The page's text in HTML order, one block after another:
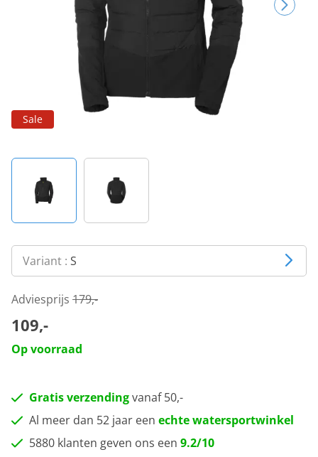
Sale
Variant : S
Adviesprijs 179,-
109,-
Op voorraad
Gratis verzendingvanaf 50,-
Al meer dan 52 jaar een echte watersportwinkel
5880 klanten geven ons een 9.2/10